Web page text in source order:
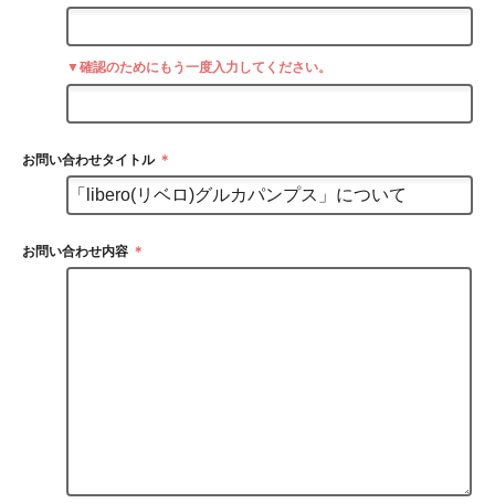
▼確認のためにもう一度入力してください。
お問い合わせタイトル ＊
お問い合わせ内容 ＊